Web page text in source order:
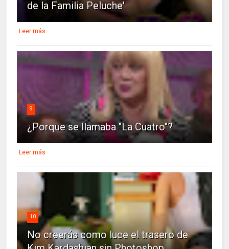
de la Familia Peluche'
Leer más
9
¿Porque se llamaba "La Cuatro"?
Leer más
10
No creerás como luce el trasero de